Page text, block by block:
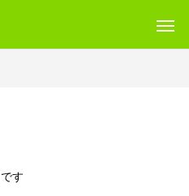
続支援B型・ニコサービス
す